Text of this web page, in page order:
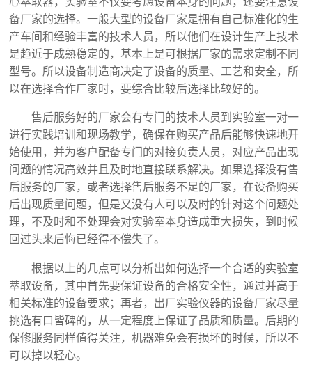
备厂家的选择。一般大型的设备厂家是拥有自己标准化的生
产车间和经验丰富的技术人员，所以他们在设计生产上技术
是趋近于成熟稳定的，基本上是可根据厂家的需求定制不同
型号。所以设备制造商决定了设备的质量、工艺和安全，所
以在选择合作厂家时，要综合比较后选择比较好的。
售后服务好的厂家会有专门的技术人员到实验室一对一
进行实践培训和现场教学，确保在购买产品后能够快速地开
始使用，并为客户配备专门的对接负责人员，对应产品出现
问题的情况高效并且及时地直接联系解决。如果选择没有售
后服务的厂家，或者选择售后服务不足的厂家，在设备购买
后出现质量问题，但是又没有人可以及时的针对这个问题处
理，不及时和不处理会对实验室本身造成重大损失，到时候
回过头来后悔已经得不偿失了。
根据以上的几点可以分析出如何选择一个合适的实验室
萃取设备，其中首先要保证设备的合格安全性，通过并高于
相关标准的设备要求；再者，出厂实验仪器的设备厂家尽量
挑选有口皆碑的，从一定程度上保证了品质和质量。后期的
保修服务同样值得关注，机器难免会有损坏的时候，所以不
可以掉以轻心。